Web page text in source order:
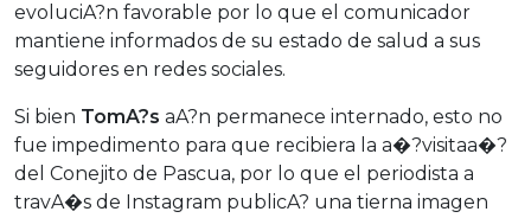
evoluciA?n favorable por lo que el comunicador
mantiene informados de su estado de salud a sus
seguidores en redes sociales.
Si bien TomA?s aA?n permanece internado, esto no
fue impedimento para que recibiera la a�?visitaa�?
del Conejito de Pascua, por lo que el periodista a
travA�s de Instagram publicA? una tierna imagen